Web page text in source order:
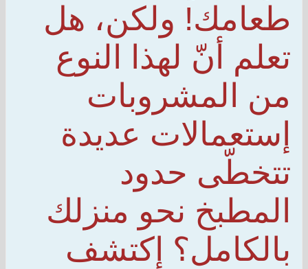
طعامك! ولكن، هل
تعلم أنّ لهذا النوع
من المشروبات
إستعمالات عديدة
تتخطّى حدود
المطبخ نحو منزلك
بالكامل؟ إكتشف